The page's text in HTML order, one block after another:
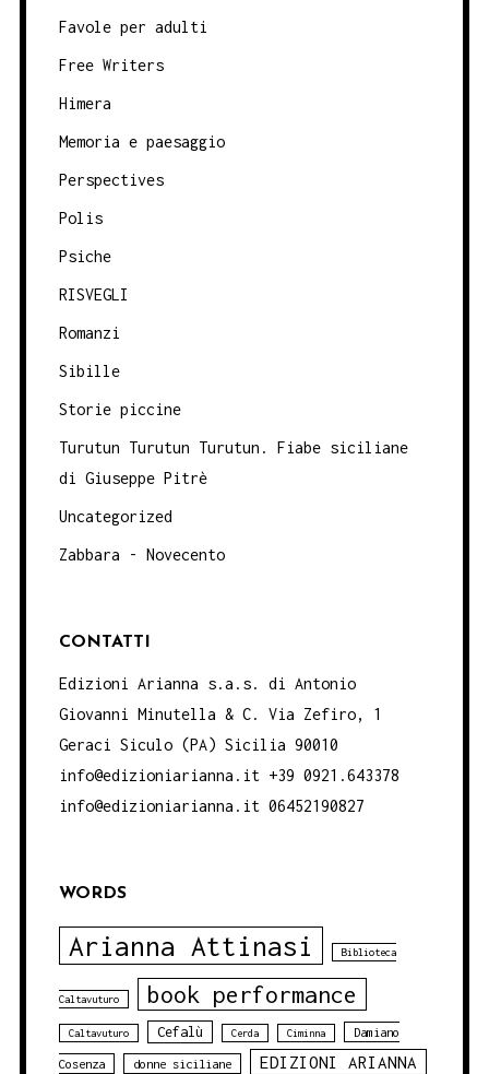
Favole per adulti
Free Writers
Himera
Memoria e paesaggio
Perspectives
Polis
Psiche
RISVEGLI
Romanzi
Sibille
Storie piccine
Turutun Turutun Turutun. Fiabe siciliane
di Giuseppe Pitrè
Uncategorized
Zabbara - Novecento
CONTATTI
Edizioni Arianna s.a.s. di Antonio
Giovanni Minutella & C. Via Zefiro, 1
Geraci Siculo (PA) Sicilia 90010
info@edizioniarianna.it +39 0921.643378
info@edizioniarianna.it 06452190827
WORDS
Arianna Attinasi Biblioteca
Caltavuturo book performance
Caltavuturo Cefalù Cerda Ciminna Damiano
Cosenza donne siciliane EDIZIONI ARIANNA